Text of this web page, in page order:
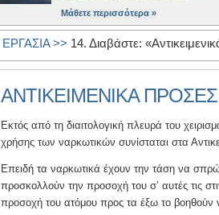
Μάθετε περισσότερα »
ΕΡΓΑΣΙΑ >> 14. Διαβάστε:
ΑΝΤΙΚΕΙΜΕΝΙΚΑ ΠΡΟΣΕΣ
Εκτός από τη διαιτολογική πλευρά του
χρήσης των ναρκωτικών συνίσταται στα
Επειδή τα ναρκωτικά έχουν την τάση να
προσκολλούν την προσοχή του σ’ αυτές τις
προσοχή του ατόμου προς τα έξω το βοηθούν